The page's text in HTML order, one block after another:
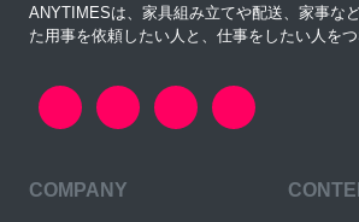
ANYTIMESは、家具組み立てや配送、家事な
た用事を依頼したい人と、仕事をしたい人をつ
COMPANY